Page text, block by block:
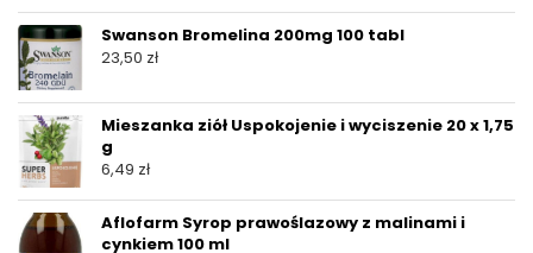
Swanson Bromelina 200mg 100 tabl
23,50 zł
Mieszanka ziół Uspokojenie i wyciszenie 20 x 1,75
g
6,49 zł
Aflofarm Syrop prawoślazowy z malinami i
cynkiem 100 ml